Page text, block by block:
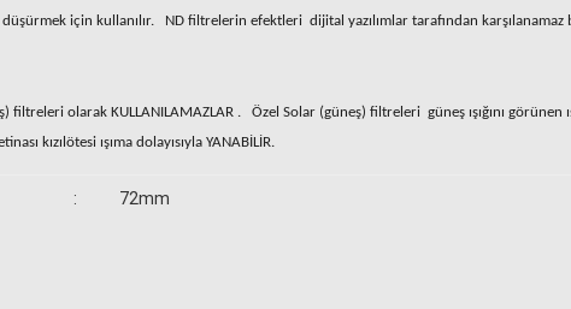
için kullanılır. ND filtrelerin efektleri dijital yazılımlar tarafından
olarak KULLANILAMAZLAR . Özel Solar (güneş) filtreleri güneş ışığını
kızılötesi ışıma dolayısıyla YANABİLİR.
: 72mm